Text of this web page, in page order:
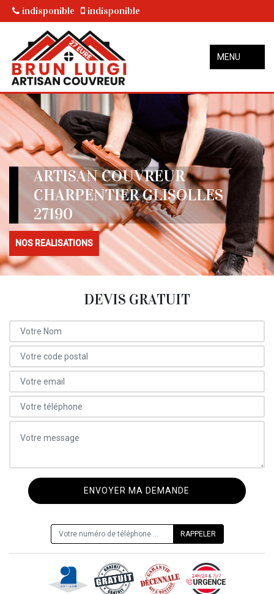
indisponible indisponible
MENU
ARTISAN COUVREUR
CHARPENTIER GLISOLLES
27190
NOS REALISATIONS
DEVIS GRATUIT